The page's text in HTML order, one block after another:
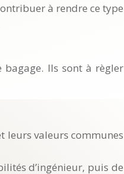
à rendre ce type
Ils sont à règler
leurs valeurs communes
d’ingénieur, puis de